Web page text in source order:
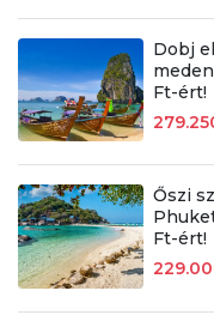
Dobj
Ft-ért!
Őszi
Ft-ért!